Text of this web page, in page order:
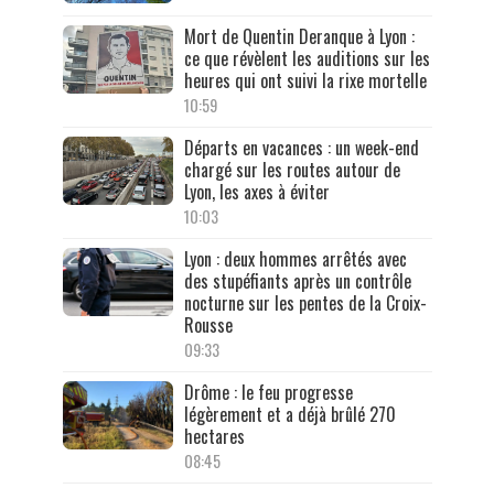
Mort de Quentin Deranque à Lyon :
ce que révèlent les auditions sur les
heures qui ont suivi la rixe mortelle
10:59
Départs en vacances : un week-end
chargé sur les routes autour de
Lyon, les axes à éviter
10:03
Lyon : deux hommes arrêtés avec
des stupéfiants après un contrôle
nocturne sur les pentes de la Croix-
Rousse
09:33
Drôme : le feu progresse
légèrement et a déjà brûlé 270
hectares
08:45